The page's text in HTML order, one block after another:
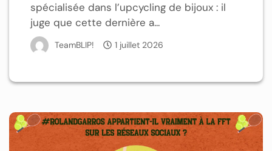
spécialisée dans l’upcycling de bijoux : il
juge que cette dernière a...
TeamBLIP! 1 juillet 2026